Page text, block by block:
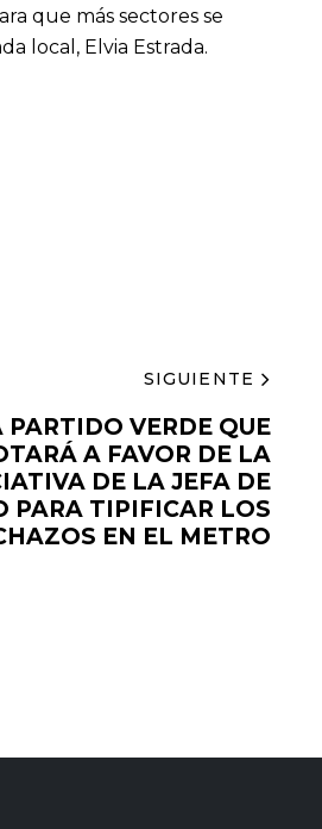
que más sectores se
local, Elvia Estrada.
SIGUIENTE
VERDE QUE
A FAVOR DE LA
DE LA JEFA DE
PARA TIPIFICAR LOS
EN EL METRO